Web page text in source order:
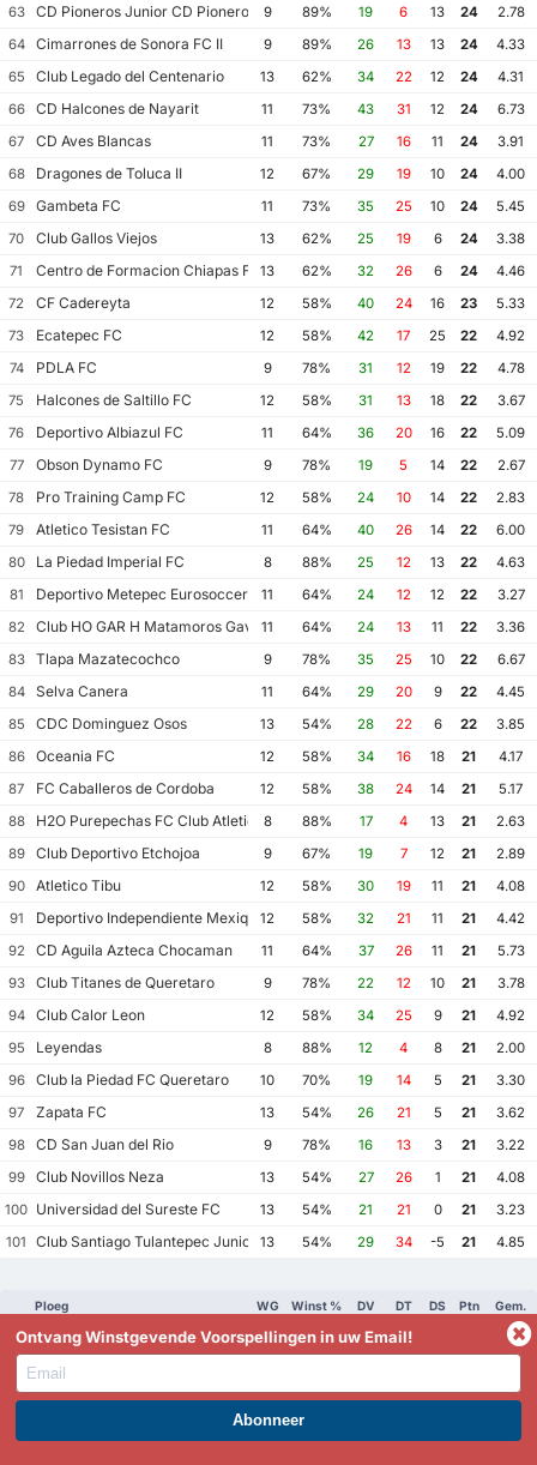
63
CD Pioneros Junior CD Pioneros de Cancun II
9 89% 19 6 13 24
2.78
64
Cimarrones de Sonora FC II 9 89% 26 13 13 24
4.33
65
Club Legado del Centenario 13 62% 34 22 12 24
4.31
66
CD Halcones de Nayarit 11 73% 43 31 12 24
6.73
67
CD Aves Blancas 11 73% 27 16 11 24
3.91
68
Dragones de Toluca II 12 67% 29 19 10 24
4.00
69
Gambeta FC 11 73% 35 25 10 24
5.45
70
Club Gallos Viejos 13 62% 25 19 6 24
3.38
71
Centro de Formacion Chiapas Futbol
13 62% 32 26 6 24
4.46
72
CF Cadereyta 12 58% 40 24 16 23
5.33
73
Ecatepec FC 12 58% 42 17 25 22
4.92
74
PDLA FC 9 78% 31 12 19 22
4.78
75
Halcones de Saltillo FC 12 58% 31 13 18 22
3.67
76
Deportivo Albiazul FC 11 64% 36 20 16 22
5.09
77
Obson Dynamo FC 9 78% 19 5 14 22
2.67
78
Pro Training Camp FC 12 58% 24 10 14 22
2.83
79
Atletico Tesistan FC 11 64% 40 26 14 22
6.00
80
La Piedad Imperial FC 8 88% 25 12 13 22
4.63
81
Deportivo Metepec Eurosoccer FC
11 64% 24 12 12 22
3.27
82
Club HO GAR H Matamoros Gavilanes FC Matamoros II
11 64% 24 13 11 22
3.36
83
Tlapa Mazatecochco 9 78% 35 25 10 22
6.67
84
Selva Canera 11 64% 29 20 9 22
4.45
85
CDC Dominguez Osos 13 54% 28 22 6 22
3.85
86
Oceania FC 12 58% 34 16 18 21
4.17
87
FC Caballeros de Cordoba 12 58% 38 24 14 21
5.17
88
H2O Purepechas FC Club Atletico Morelia II
8 88% 17 4 13 21
2.63
89
Club Deportivo Etchojoa 9 67% 19 7 12 21
2.89
90
Atletico Tibu 12 58% 30 19 11 21
4.08
91
Deportivo Independiente Mexiquense
12 58% 32 21 11 21
4.42
92
CD Aguila Azteca Chocaman 11 64% 37 26 11 21
5.73
93
Club Titanes de Queretaro 9 78% 22 12 10 21
3.78
94
Club Calor Leon 12 58% 34 25 9 21
4.92
95
Leyendas 8 88% 12 4 8 21
2.00
96
Club la Piedad FC Queretaro 10 70% 19 14 5 21
3.30
97
Zapata FC 13 54% 26 21 5 21
3.62
98
CD San Juan del Rio 9 78% 16 13 3 21
3.22
99
Club Novillos Neza 13 54% 27 26 1 21
4.08
100 Universidad del Sureste FC 13 54% 21 21 0 21
3.23
101
Club Santiago Tulantepec Juniors FC
13 54% 29 34 -5 21 4.85
Ploeg WG Winst % DV DT DS Ptn Gem.
1 Chivas Alamos FC 13 92% 43 4
3.62
Halcones Negros FC
3
Club Aztecas AMF Soccer Aragon12 92% 59 12 47 33
5.92
4
5.67
WORD PREMIUM EN PROFITEER NU!
Ontvang Winstgevende Voorspellingen in uw Email!